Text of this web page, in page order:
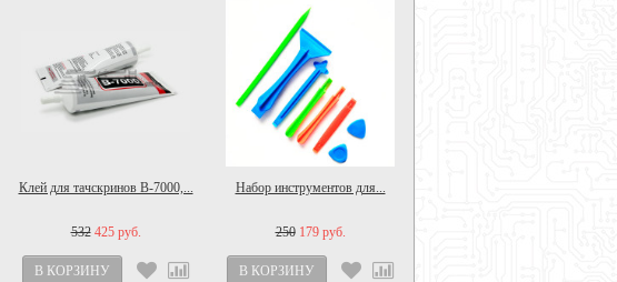
Клей для тачскринов B-7000,...
532 425 руб.
Набор инструментов для...
250 179 руб.